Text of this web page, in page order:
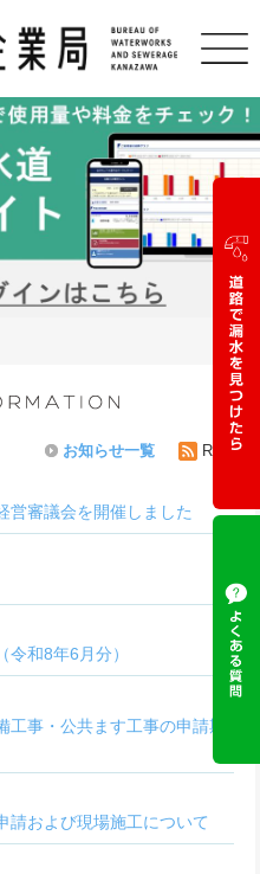
お知らせ一覧 RSS
営審議会を開催しました
和8年6月分）
事・公共ます工事の申請期
請および現場施工について